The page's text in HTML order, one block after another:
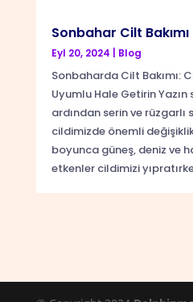
Sonbahar Cilt Bakımı
Eyl 20, 2024 Blog
Sonbaharda Cilt Bakımı:
Uyumlu Hale Getirin Yazın
ardından serin ve rüzgarlı
cildimizde önemli
boyunca güneş, deniz ve
etkenler cildimizi